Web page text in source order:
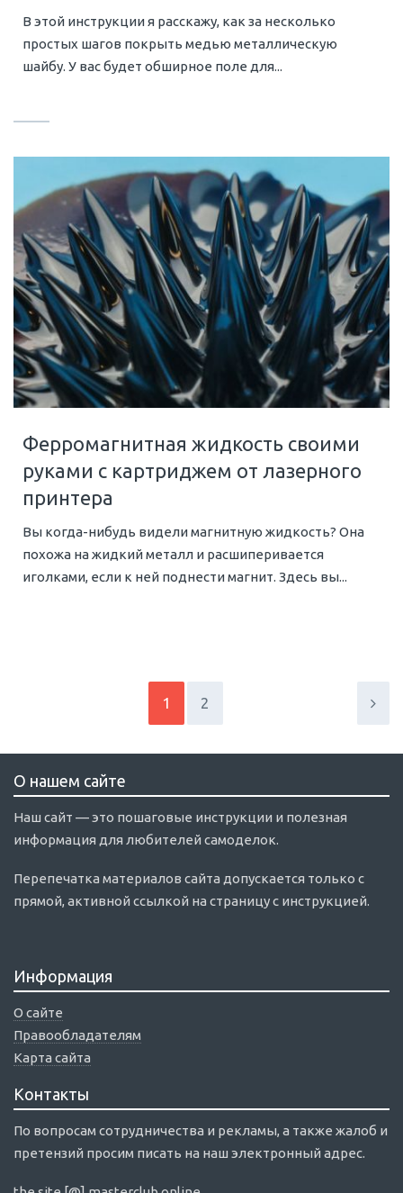
В этой инструкции я расскажу, как за несколько
простых шагов покрыть медью металлическую
шайбу. У вас будет обширное поле для...
Ферромагнитная жидкость своими
руками с картриджем от лазерного
принтера
Вы когда-нибудь видели магнитную жидкость? Она
похожа на жидкий металл и расшиперивается
иголками, если к ней поднести магнит. Здесь вы...
1 2
О нашем сайте
Наш сайт — это пошаговые инструкции и полезная
информация для любителей самоделок.
Перепечатка материалов сайта допускается только с
прямой, активной ссылкой на страницу с инструкцией.
Информация
О сайте
Правообладателям
Карта сайта
Контакты
По вопросам сотрудничества и рекламы, а также жалоб и
претензий просим писать на наш электронный адрес.